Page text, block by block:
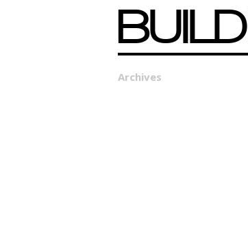
BUILD
Archives